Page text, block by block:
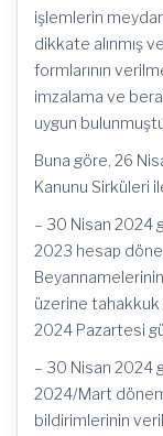
işlemlerin
dikkate alınmış
formlarının
imzalama ve
uygun
Buna göre, 26
Kanunu Sirküleri
– 30 Nisan 2024
2023 hesap
üzerine
2024 Pazartesi
– 30 Nisan 2024
2024/Mart
bildirimlerinin